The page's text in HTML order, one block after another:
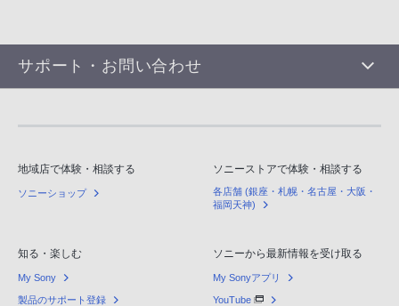
サポート・お問い合わせ
地域店で体験・相談する
ソニーショップ
ソニーストアで体験・相談する
各店舗 (銀座・札幌・名古屋・大阪・
福岡天神)
知る・楽しむ
My Sony
製品のサポート登録
ソニーから最新情報を受け取る
My Sonyアプリ
YouTube